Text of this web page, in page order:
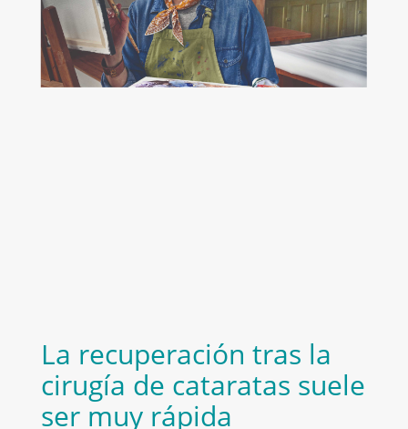
La recuperación tras la
cirugía de cataratas suele
ser muy rápida